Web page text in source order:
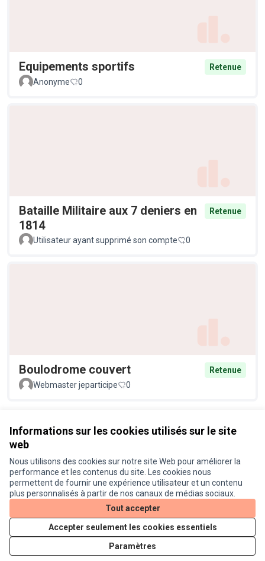
Informations sur les cookies utilisés sur le site
web
Nous utilisons des cookies sur notre site Web pour améliorer la
performance et les contenus du site. Les cookies nous
permettent de fournir une expérience utilisateur et un contenu
plus personnalisés à partir de nos canaux de médias sociaux.
Tout accepter
Accepter seulement les cookies essentiels
Paramètres
Equipements sportifs
Retenue
Anonyme
0
Bataille Militaire aux 7 deniers en
1814
Retenue
Utilisateur ayant supprimé son compte 0
Boulodrome couvert
Retenue
Webmaster jeparticipe
0
Conditions d'utilisation
Paramètres des cookies
Je participe ! sur X
(Lien externe)
Je participe ! sur Facebook
Je participe ! sur Instagram
Site réalisé grâce aulogiciel libre Decidim .
Licence
(Lien